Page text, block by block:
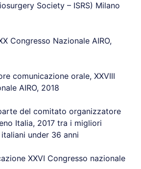
Society – ISRS) Milano
Congresso Nazionale AIRO,
comunicazione orale, XXVIII
AIRO, 2018
del comitato organizzatore
Italia, 2017 tra i migliori
under 36 anni
XXVI Congresso nazionale